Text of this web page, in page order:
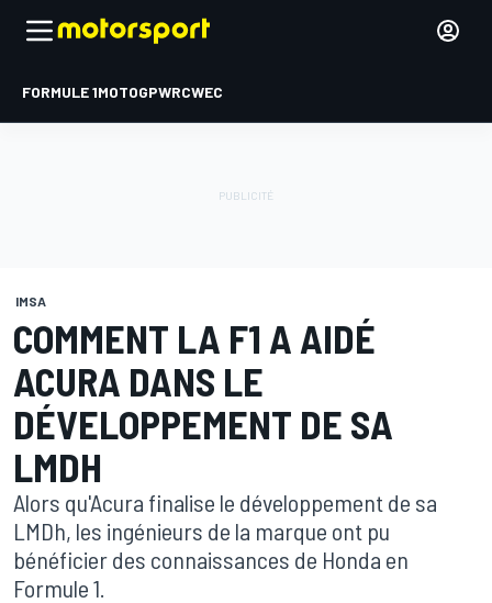
FORMULE 1MOTOGPWRCWEC
IMSA
COMMENT LA F1 A AIDÉ
ACURA DANS LE
DÉVELOPPEMENT DE SA
LMDH
Alors qu'Acura finalise le développement de sa
LMDh, les ingénieurs de la marque ont pu
bénéficier des connaissances de Honda en
Formule 1.